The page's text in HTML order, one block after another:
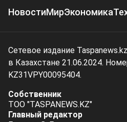
НовостиМирЭкономика
Сетевое издание
в Казахстане 21.06.2024.
KZ31VPY00095404.
Собственник
ТОО "TASPANEWS.KZ"
Главный редактор